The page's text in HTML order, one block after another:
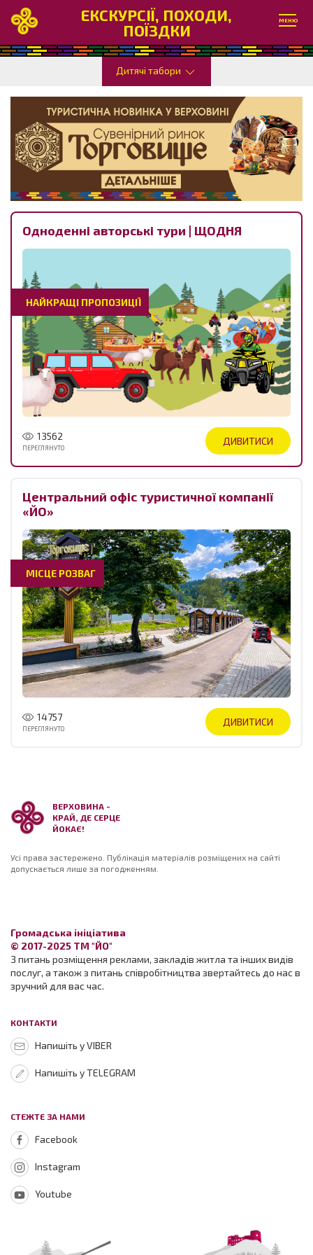
ЕКСКУРСІЇ, ПОХОДИ,
ПОЇЗДКИ
МЕНЮ
Дитячі табори
Одноденні авторські тури | ЩОДНЯ
13562
ПЕРЕГЛЯНУТО
ДИВИТИСИ
НАЙКРАЩІ ПРОПОЗИЦІЇ
Центральний офіс туристичної компанії
«ЙО»
14757
ПЕРЕГЛЯНУТО
ДИВИТИСИ
МІСЦЕ РОЗВАГ
ВЕРХОВИНА -
КРАЙ, ДЕ СЕРЦЕ
ЙОКАЄ!
Усі права застережено. Публікація матеріалів розміщених на сайті
допускається лише за погодженням.
Громадська ініціатива
© 2017-2025 ТМ "ЙО"
З питань розміщення реклами, закладів житла та інших видів
послуг, а також з питань співробітництва звертайтесь до нас в
зручний для вас час.
КОНТАКТИ
Напишіть у VIBER
Напишіть у TELEGRAM
СТЕЖТЕ ЗА НАМИ
Facebook
Instagram
Youtube